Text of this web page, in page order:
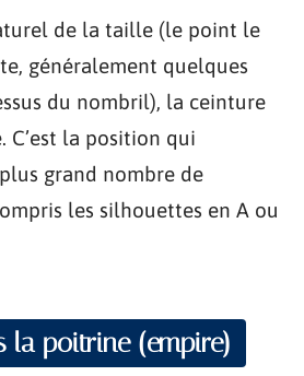
de la taille (le point le
généralement quelques
du nombril), la ceinture
C’est la position qui
grand nombre de
les silhouettes en A ou
la poitrine (empire)